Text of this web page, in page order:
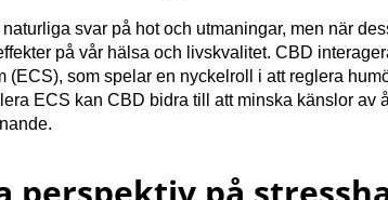
svar på hot och utmaningar, men när
på vår hälsa och livskvalitet. CBD
(ECS), som spelar en nyckelroll i att reglera
ECS kan CBD bidra till att minska känslor av